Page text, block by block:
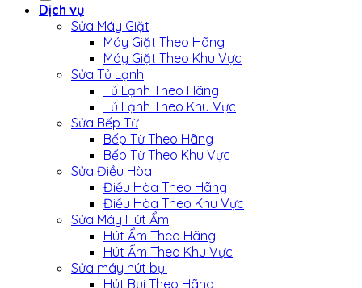
Dịch vụ
Sửa Máy Giặt
Máy Giặt Theo Hãng
Máy Giặt Theo Khu Vực
Sửa Tủ Lạnh
Tủ Lạnh Theo Hãng
Tủ Lạnh Theo Khu Vực
Sửa Bếp Từ
Bếp Từ Theo Hãng
Bếp Từ Theo Khu Vực
Sửa Điều Hòa
Điều Hòa Theo Hãng
Điều Hòa Theo Khu Vực
Sửa Máy Hút Ẩm
Hút Ẩm Theo Hãng
Hút Ẩm Theo Khu Vực
Sửa máy hút bụi
Hút Bụi Theo Hãng